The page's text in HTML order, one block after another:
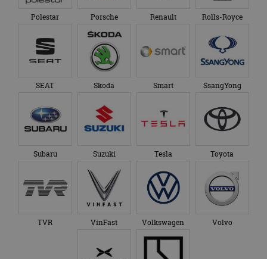
Polestar Porsche Renault Rolls-Royce
SEAT Skoda Smart SsangYong
Subaru Suzuki Tesla Toyota
TVR VinFast Volkswagen Volvo